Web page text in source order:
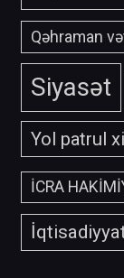
Qəhraman
Siyasət
Yol patrul
İCRA